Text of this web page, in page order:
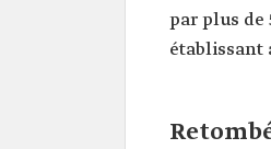
par plus de
établissant